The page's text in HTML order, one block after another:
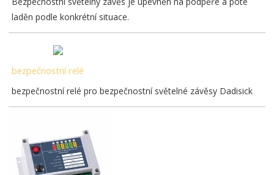
laděn podle konkrétní situace.
bezpečnostní relé
bezpečnostní relé pro bezpečnostní světelné závěsy Dadisick